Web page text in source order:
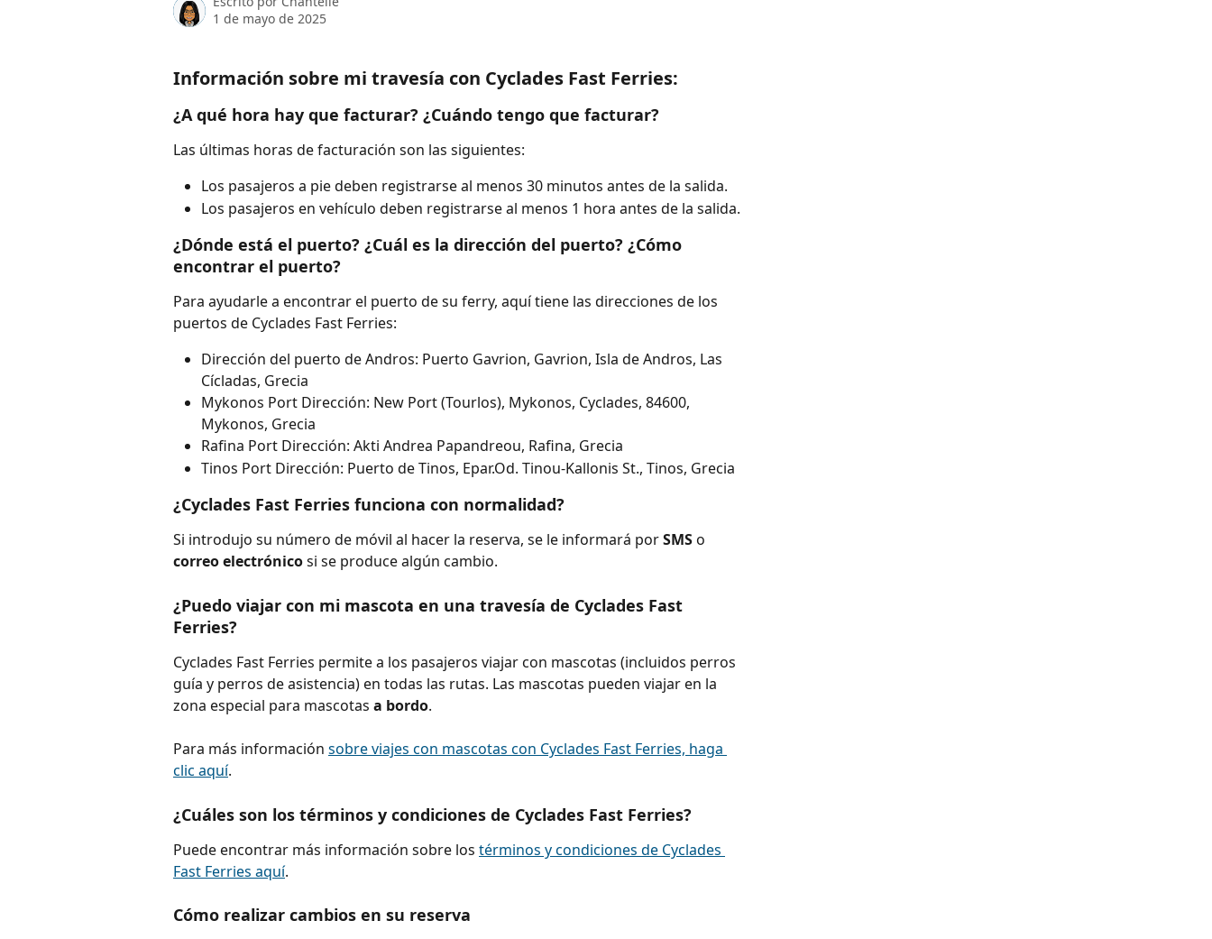
1 de mayo de 2025
Información sobre mi travesía con Cyclades Fast Ferries:
¿A qué hora hay que facturar? ¿Cuándo tengo que facturar?
Las últimas horas de facturación son las siguientes:
Los pasajeros a pie deben registrarse al menos 30 minutos antes de la salida.
Los pasajeros en vehículo deben registrarse al menos 1 hora antes de la salida.
¿Dónde está el puerto? ¿Cuál es la dirección del puerto? ¿Cómo
encontrar el puerto?
Para ayudarle a encontrar el puerto de su ferry, aquí tiene las direcciones de los
puertos de Cyclades Fast Ferries:
Dirección del puerto de Andros: Puerto Gavrion, Gavrion, Isla de Andros, Las
Cícladas, Grecia
Mykonos Port Dirección: New Port (Tourlos), Mykonos, Cyclades, 84600,
Mykonos, Grecia
Rafina Port Dirección: Akti Andrea Papandreou, Rafina, Grecia
Tinos Port Dirección: Puerto de Tinos, Epar.Od. Tinou-Kallonis St., Tinos, Grecia
¿Cyclades Fast Ferries funciona con normalidad?
Si introdujo su número de móvil al hacer la reserva, se le informará por SMS o
correo electrónico si se produce algún cambio.
¿Puedo viajar con mi mascota en una travesía de Cyclades Fast
Ferries?
Cyclades Fast Ferries permite a los pasajeros viajar con mascotas (incluidos perros
guía y perros de asistencia) en todas las rutas. Las mascotas pueden viajar en la
zona especial para mascotas a bordo.
Para más información sobre viajes con mascotas con Cyclades Fast Ferries, haga
clic aquí.
¿Cuáles son los términos y condiciones de Cyclades Fast Ferries?
Puede encontrar más información sobre los términos y condiciones de Cyclades
Fast Ferries aquí.
Cómo realizar cambios en su reserva